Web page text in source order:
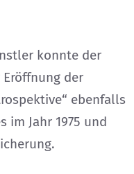
konnte der
der
ebenfalls
im Jahr 1975 und